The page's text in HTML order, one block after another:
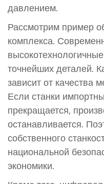
давлением.
Рассмотрим пример
комплекса.
точнейших деталей.
зависит от качества
Если станки
прекращается,
останавливается.
собственного
национальной
экономики.